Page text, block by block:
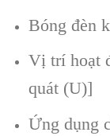
Bóng đèn
Vị trí hoạt
quát (U)]
Ứng dụng